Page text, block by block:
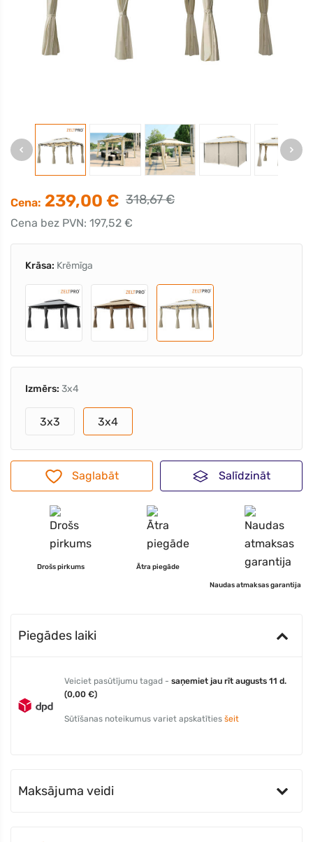
Cena: 239,00 € 318,67 €
Cena bez PVN: 197,52 €
Krāsa: Krēmīga
Izmērs: 3x4
3x3 3x4
Saglabāt Salīdzināt
Drošs pirkums Ātra piegāde
Naudas atmaksas garantija
Piegādes laiki
Veiciet pasūtījumu tagad - saņemiet jau rīt augusts 11 d.
(0,00 €)
Sūtīšanas noteikumus variet apskatīties šeit
Maksājuma veidi